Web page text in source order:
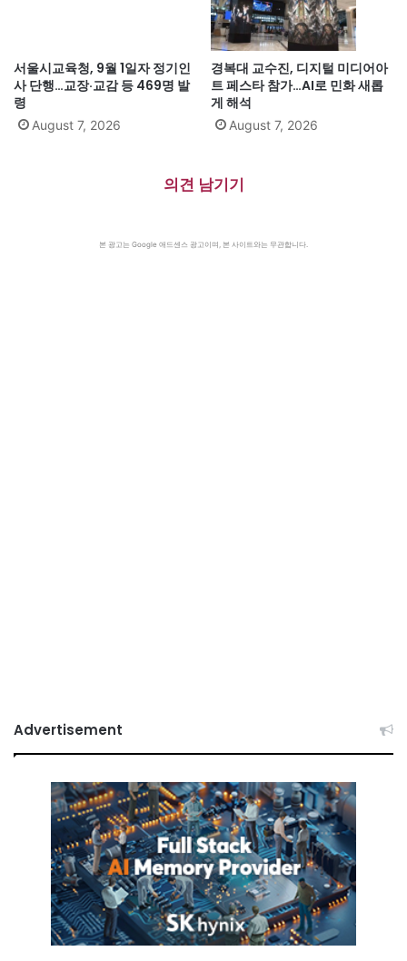
서울시교육청, 9월 1일자 정기인
사 단행…교장·교감 등 469명 발
령
August 7, 2026
경복대 교수진, 디지털 미디어아
트 페스타 참가…AI로 민화 새롭
게 해석
August 7, 2026
의견 남기기
본 광고는 Google 애드센스 광고이며, 본 사이트와는 무관합니다.
Advertisement